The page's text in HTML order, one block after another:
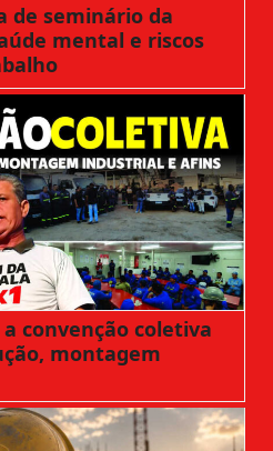
de seminário da
mental e riscos
convenção coletiva
montagem